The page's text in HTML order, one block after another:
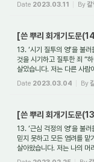
Date 2023.03.11 By갈
[쓴 뿌리 회개기도문
13. ‘시기 질투의 영’을 불
것을 시기하고 질투한 죄 “
살았습니다. 저는 다른 사람
수가...
Date 2023.03.04 By
[쓴 뿌리 회개기도문
13. ‘근심 걱정의 영’을 불
믿지 못하고 모든 염려를 맡
살아왔습니다. 저는 나의 머
세우...